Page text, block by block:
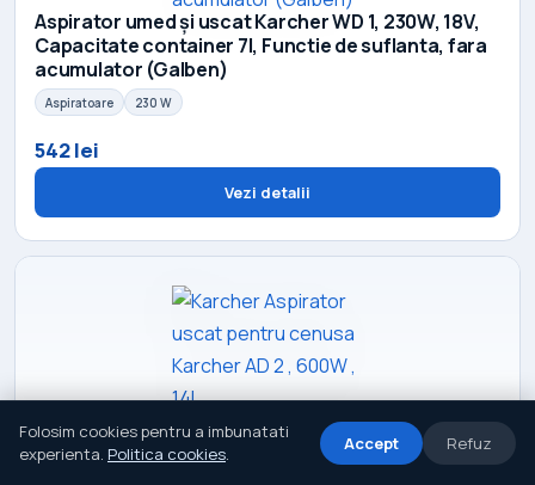
Aspirator umed și uscat Karcher WD 1, 230W, 18V,
Capacitate container 7l, Functie de suflanta, fara
acumulator (Galben)
Aspiratoare 230 W
542 lei
Vezi detalii
Folosim cookies pentru a imbunatati
experienta. Politica cookies. Accept Refuz